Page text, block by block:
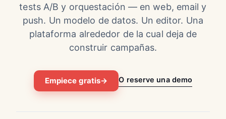
tests A/B y orquestación — en web, email y
push. Un modelo de datos. Un editor. Una
plataforma alrededor de la cual deja de
construir campañas.
Empiece gratis→ O reserve una demo